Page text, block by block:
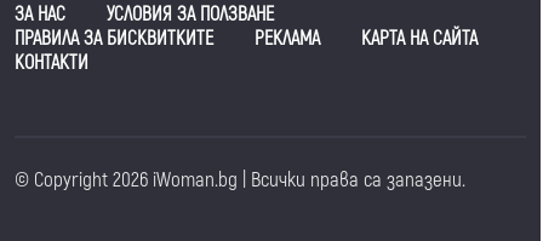
ЗА НАС
УСЛОВИЯ ЗА ПОЛЗВАНЕ
ПРАВИЛА ЗА БИСКВИТКИТЕ
РЕКЛАМА
КАРТА НА САЙТА
КОНТАКТИ
© Copyright 2026 iWoman.bg | Всички права са запазени.